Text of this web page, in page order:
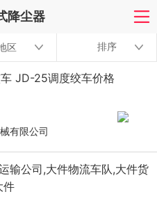
降尘器
区 排序
JD-25调度绞车价格
有限公司
输公司,大件物流车队,大件货
件